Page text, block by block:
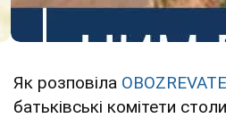
Як розповіла
батьківські комітети